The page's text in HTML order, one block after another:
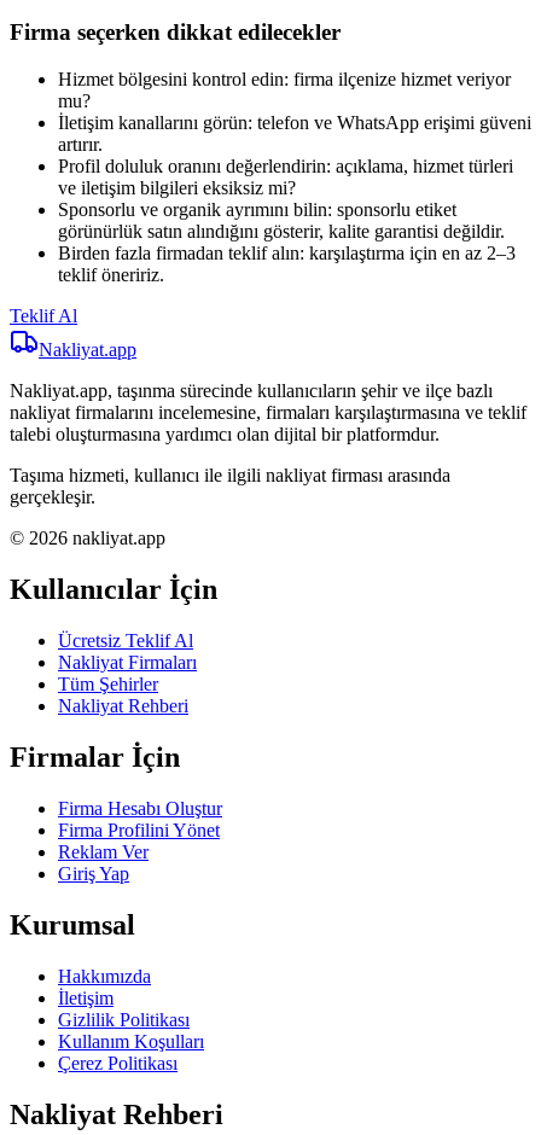
Firma seçerken dikkat edilecekler
Hizmet bölgesini kontrol edin: firma ilçenize hizmet veriyor
mu?
İletişim kanallarını görün: telefon ve WhatsApp erişimi güveni
artırır.
Profil doluluk oranını değerlendirin: açıklama, hizmet türleri
ve iletişim bilgileri eksiksiz mi?
Sponsorlu ve organik ayrımını bilin: sponsorlu etiket
görünürlük satın alındığını gösterir, kalite garantisi değildir.
Birden fazla firmadan teklif alın: karşılaştırma için en az 2–3
teklif öneririz.
Teklif Al
Nakliyat.app
Nakliyat.app, taşınma sürecinde kullanıcıların şehir ve ilçe bazlı
nakliyat firmalarını incelemesine, firmaları karşılaştırmasına ve teklif
talebi oluşturmasına yardımcı olan dijital bir platformdur.
Taşıma hizmeti, kullanıcı ile ilgili nakliyat firması arasında
gerçekleşir.
© 2026 nakliyat.app
Kullanıcılar İçin
Ücretsiz Teklif Al
Nakliyat Firmaları
Tüm Şehirler
Nakliyat Rehberi
Firmalar İçin
Firma Hesabı Oluştur
Firma Profilini Yönet
Reklam Ver
Giriş Yap
Kurumsal
Hakkımızda
İletişim
Gizlilik Politikası
Kullanım Koşulları
Çerez Politikası
Nakliyat Rehberi